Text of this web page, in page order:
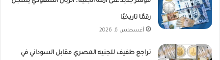
رقمًا تاريخيًا
أغسطس 6, 2026
تراجع طفيف للجنيه المصري مقابل السوداني في